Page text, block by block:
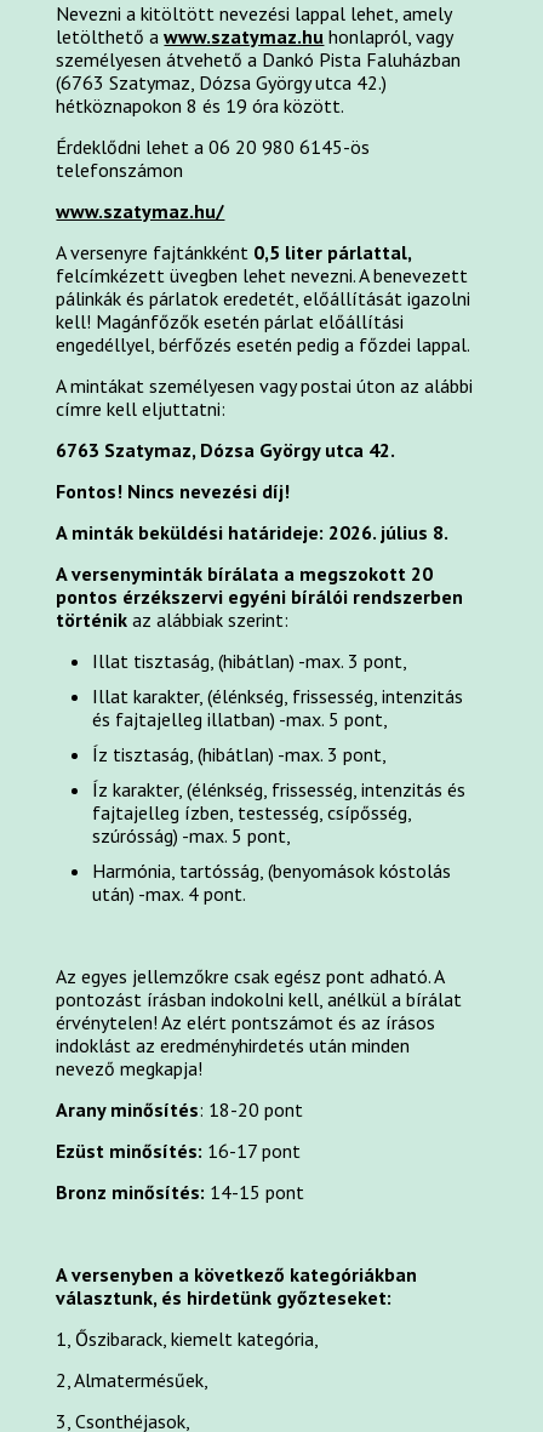
Nevezni a kitöltött nevezési lappal lehet, amely
letölthető awww.szatymaz.hu honlapról, vagy
személyesen átvehető a Dankó Pista Faluházban
(6763 Szatymaz, Dózsa György utca 42.)
hétköznapokon 8 és 19 óra között.
Érdeklődni lehet a 06 20 980 6145-ös
telefonszámon
www.szatymaz.hu/
A versenyre fajtánkként 0,5 liter párlattal,
felcímkézett üvegben lehet nevezni. A benevezett
pálinkák és párlatok eredetét, előállítását igazolni
kell! Magánfőzők esetén párlat előállítási
engedéllyel, bérfőzés esetén pedig a főzdei lappal.
A mintákat személyesen vagy postai úton az alábbi
címre kell eljuttatni:
6763 Szatymaz, Dózsa György utca 42.
Fontos! Nincs nevezési díj!
A minták beküldési határideje: 2026. július 8.
A versenyminták bírálata a megszokott 20
pontos érzékszervi egyéni bírálói rendszerben
történikaz alábbiak szerint:
Illat tisztaság, (hibátlan) -max. 3 pont,
Illat karakter, (élénkség, frissesség, intenzitás
és fajtajelleg illatban) -max. 5 pont,
Íz tisztaság, (hibátlan) -max. 3 pont,
Íz karakter, (élénkség, frissesség, intenzitás és
fajtajelleg ízben, testesség, csípősség,
szúrósság) -max. 5 pont,
Harmónia, tartósság, (benyomások kóstolás
után) -max. 4 pont.
Az egyes jellemzőkre csak egész pont adható. A
pontozást írásban indokolni kell, anélkül a bírálat
érvénytelen! Az elért pontszámot és az írásos
indoklást az eredményhirdetés után minden
nevező megkapja!
Arany minősítés: 18-20 pont
Ezüst minősítés: 16-17 pont
Bronz minősítés: 14-15 pont
A versenyben a következő kategóriákban
választunk, és hirdetünk győzteseket:
1, Őszibarack, kiemelt kategória,
2, Almatermésűek,
3, Csonthéjasok,